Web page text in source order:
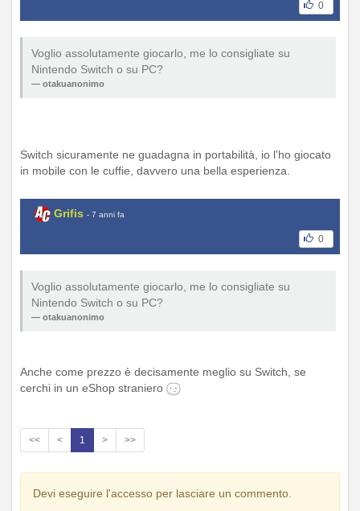
0
Voglio assolutamente giocarlo, me lo consigliate su
Nintendo Switch o su PC?
otakuanonimo
Switch sicuramente ne guadagna in portabilità, io l'ho giocato
in mobile con le cuffie, davvero una bella esperienza.
Grifis - 7 anni fa
0
Voglio assolutamente giocarlo, me lo consigliate su
Nintendo Switch o su PC?
otakuanonimo
Anche come prezzo è decisamente meglio su Switch, se
cerchi in un eShop straniero
<< < 1 > >>
Devi eseguire l'accesso per lasciare un commento.